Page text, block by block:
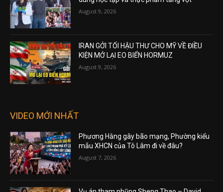
August 9, 2026
IRAN GỞI TỐI HẬU THƯ CHO MỸ VỀ ĐIỀU
KIỆN MỞ LẠI EO BIỂN HORMUZ
August 9, 2026
VIDEO MỚI NHẤT
Phương Hằng gây bão mạng, Phường kiểu
mẫu XHCN của Tô Lâm đi về đâu?
August 7, 2026